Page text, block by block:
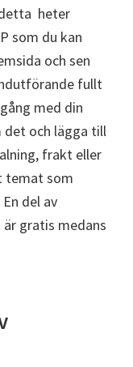
heter
som du kan
och sen
fullt
med din
det och lägga till
frakt eller
temat som
del av
gratis medans